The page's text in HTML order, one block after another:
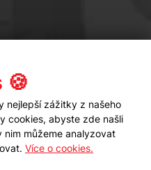
Sledujte nás
🍪
nejlepší zážitky z našeho
cookies, abyste zde našli
nim můžeme analyzovat
Více o cookies.